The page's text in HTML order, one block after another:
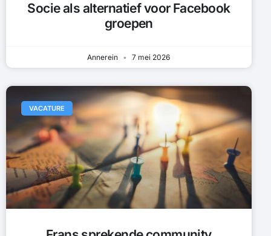
Socie als alternatief voor Facebook
groepen
Annerein 7 mei 2026
VACATURE